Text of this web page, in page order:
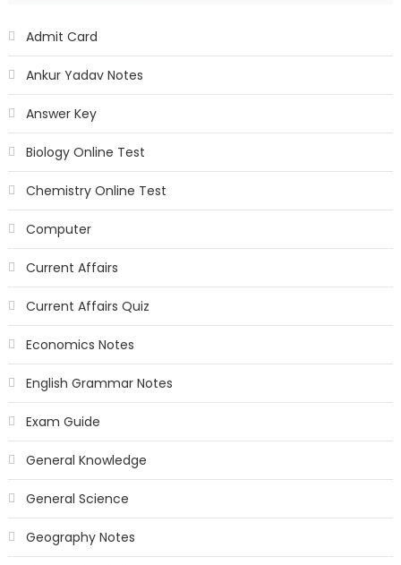
Admit Card
Ankur Yadav Notes
Answer Key
Biology Online Test
Chemistry Online Test
Computer
Current Affairs
Current Affairs Quiz
Economics Notes
English Grammar Notes
Exam Guide
General Knowledge
General Science
Geography Notes